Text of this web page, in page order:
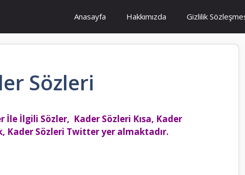
Anasayfa Hakkımızda Gizlilik
Sözleri
İle İlgili Sözler, Kader Sözleri Kısa, Kader
Kader Sözleri Twitter yer almaktadır.